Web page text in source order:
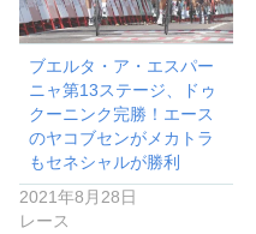
ブエルタ・ア・エスパー
ニャ第13ステージ、ドゥ
クーニンク完勝！エース
のヤコブセンがメカトラ
もセネシャルが勝利
2021年8月28日
レース